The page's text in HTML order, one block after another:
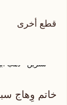
قطع أخرى
سترين - ذهب
خاتم وِهاج